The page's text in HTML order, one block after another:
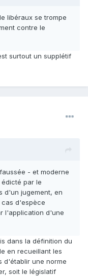
libéraux se trompe
contre le
surtout un supplétif
- et moderne
par le
d'un jugement, en
cas d'espèce
l'application d'une
dans la définition du
en recueillant les
d'établir une norme
soit le législatif